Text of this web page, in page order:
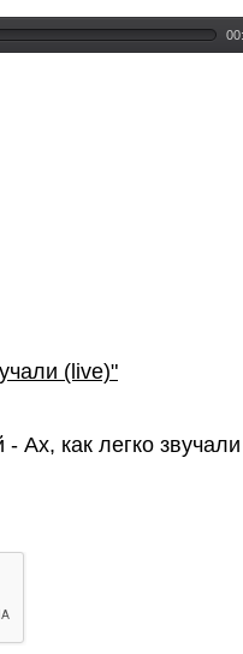
(live)"
Ах, как легко